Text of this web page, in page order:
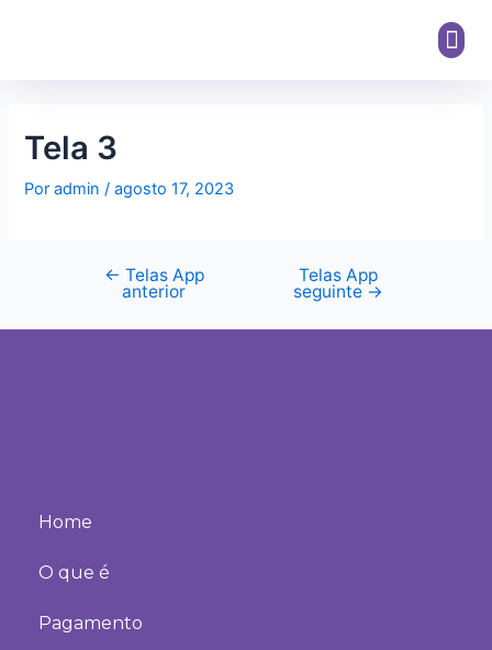
Tela 3
Poradmin/agosto 17, 2023
← Telas App
anterior
Telas App
seguinte →
Home
O que é
Pagamento